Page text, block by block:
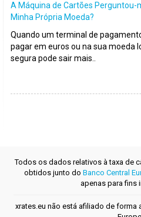
A Máquina de Cartões Perguntou-
Minha Própria Moeda?
Quando um terminal de
pagar em euros ou na sua moeda
segura pode sair mais..
Todos os dados relativos à taxa de
obtidos junto do Banco Central
apenas para fins
xrates.eu não está afiliado de forma